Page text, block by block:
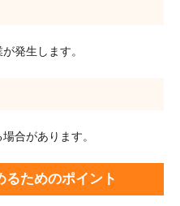
発生します。
合があります。
るためのポイント